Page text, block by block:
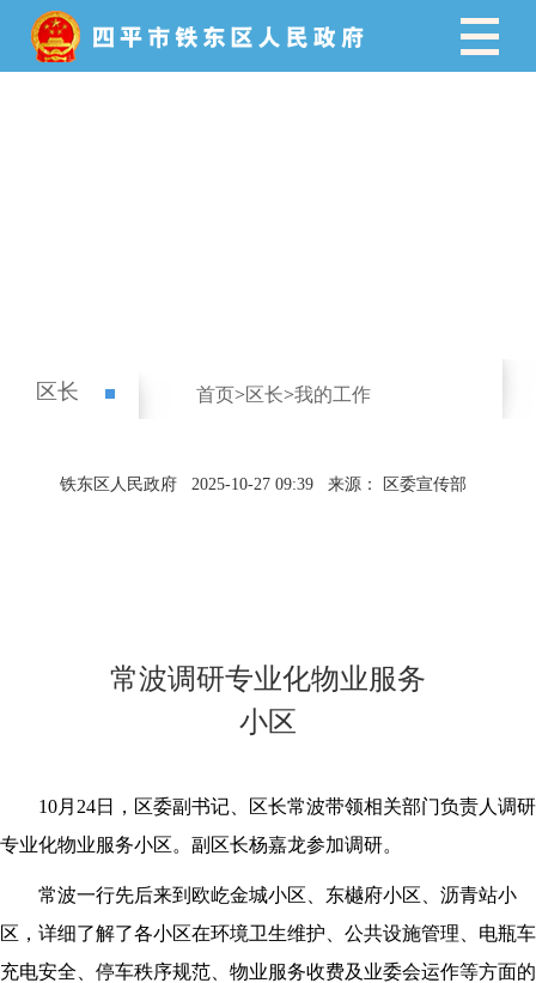
区长 首页>区长>我的工作
铁东区人民政府 2025-10-27 09:39 来源： 区委宣传部
常波调研专业化物业服务
小区
10月24日，区委副书记、区长常波带领相关部门负责人调研
专业化物业服务小区。副区长杨嘉龙参加调研。
常波一行先后来到欧屹金城小区、东樾府小区、沥青站小
区，详细了解了各小区在环境卫生维护、公共设施管理、电瓶车
充电安全、停车秩序规范、物业服务收费及业委会运作等方面的